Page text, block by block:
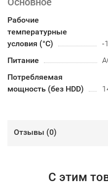
Рабочие
температурные
условия (°С)
-
Питание
Потребляемая
мощность (без HDD)
Отзывы (0)
С этим